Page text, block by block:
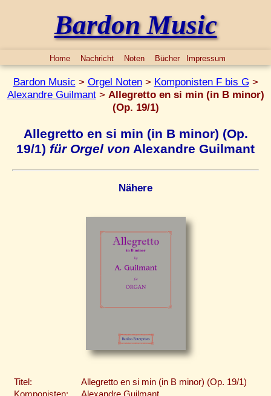
Bardon Music
Home Nachricht Noten Bücher Impressum
Bardon Music > Orgel Noten> Komponisten F bis G >
Alexandre Guilmant> Allegretto en si min (in B minor)
(Op. 19/1)
Allegretto en si min (in B minor) (Op.
19/1) für Orgel von Alexandre Guilmant
Nähere
Titel:
Allegretto en si min (in B minor) (Op. 19/1)